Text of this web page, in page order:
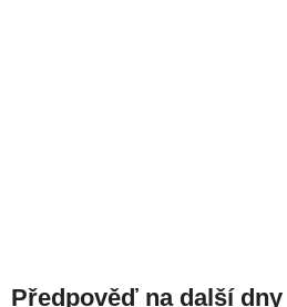
Předpověď na další dny